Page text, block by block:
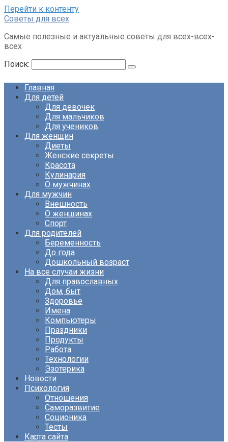
Перейти к контенту
Советы для всех
Самые полезные и актуальные советы для всех-всех-
всех
Поиск:
Главная
Для детей
Для девочек
Для мальчиков
Для учеников
Для женщин
Диеты
Женские секреты
Красота
Кулинария
О мужчинах
Для мужчин
Внешность
О женщинах
Спорт
Для родителей
Беременность
До года
Дошкольный возраст
На все случаи жизни
Для православных
Дом, быт
Здоровье
Имена
Компьютеры
Праздники
Продукты
Работа
Технологии
Эзотерика
Новости
Психология
Отношения
Саморазвитие
Соционика
Тесты
Карта сайта